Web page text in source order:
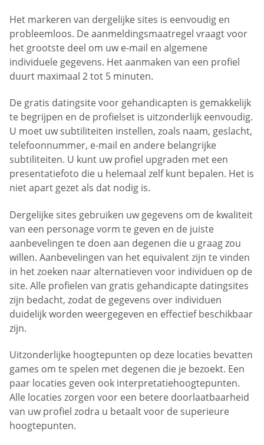
Het markeren van dergelijke sites is eenvoudig en
probleemloos. De aanmeldingsmaatregel vraagt voor
het grootste deel om uw e-mail en algemene
individuele gegevens. Het aanmaken van een profiel
duurt maximaal 2 tot 5 minuten.
De gratis datingsite voor gehandicapten is gemakkelijk
te begrijpen en de profielset is uitzonderlijk eenvoudig.
U moet uw subtiliteiten instellen, zoals naam, geslacht,
telefoonnummer, e-mail en andere belangrijke
subtiliteiten. U kunt uw profiel upgraden met een
presentatiefoto die u helemaal zelf kunt bepalen. Het is
niet apart gezet als dat nodig is.
Dergelijke sites gebruiken uw gegevens om de kwaliteit
van een personage vorm te geven en de juiste
aanbevelingen te doen aan degenen die u graag zou
willen. Aanbevelingen van het equivalent zijn te vinden
in het zoeken naar alternatieven voor individuen op de
site. Alle profielen van gratis gehandicapte datingsites
zijn bedacht, zodat de gegevens over individuen
duidelijk worden weergegeven en effectief beschikbaar
zijn.
Uitzonderlijke hoogtepunten op deze locaties bevatten
games om te spelen met degenen die je bezoekt. Een
paar locaties geven ook interpretatiehoogtepunten.
Alle locaties zorgen voor een betere doorlaatbaarheid
van uw profiel zodra u betaalt voor de superieure
hoogtepunten.